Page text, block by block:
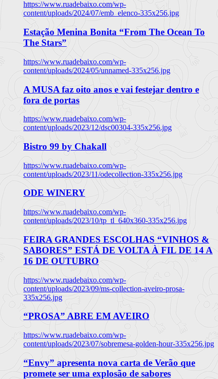
https://www.ruadebaixo.com/wp-
content/uploads/2024/07/emb_elenco-335x256.jpg
Estação Menina Bonita “From The Ocean To
The Stars”
https://www.ruadebaixo.com/wp-
content/uploads/2024/05/unnamed-335x256.jpg
A MUSA faz oito anos e vai festejar dentro e
fora de portas
https://www.ruadebaixo.com/wp-
content/uploads/2023/12/dsc00304-335x256.jpg
Bistro 99 by Chakall
https://www.ruadebaixo.com/wp-
content/uploads/2023/11/odecollection-335x256.jpg
ODE WINERY
https://www.ruadebaixo.com/wp-
content/uploads/2023/10/tp_tl_640x360-335x256.jpg
FEIRA GRANDES ESCOLHAS “VINHOS &
SABORES” ESTÁ DE VOLTA À FIL DE 14 A
16 DE OUTUBRO
https://www.ruadebaixo.com/wp-
content/uploads/2023/09/ms-collection-aveiro-prosa-
335x256.jpg
“PROSA” ABRE EM AVEIRO
https://www.ruadebaixo.com/wp-
content/uploads/2023/07/sobremesa-golden-hour-335x256.jpg
“Envy” apresenta nova carta de Verão que
promete ser uma explosão de sabores